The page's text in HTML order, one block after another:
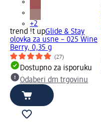
+2
trend !t upGlide & Stay
olovka za usne – 025 Wine
Berry, 0,35 g
(27)
Dostupno za isporuku
Odaberi dm trgovinu